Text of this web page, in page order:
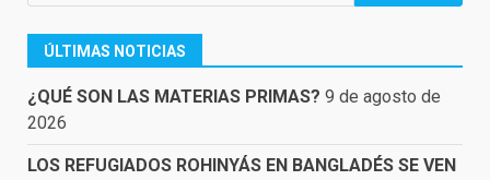
ÚLTIMAS NOTICIAS
¿QUÉ SON LAS MATERIAS PRIMAS? 9 de agosto de
2026
LOS REFUGIADOS ROHINYÁS EN BANGLADÉS SE VEN